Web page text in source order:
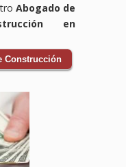
Abogado de
en
Construcción